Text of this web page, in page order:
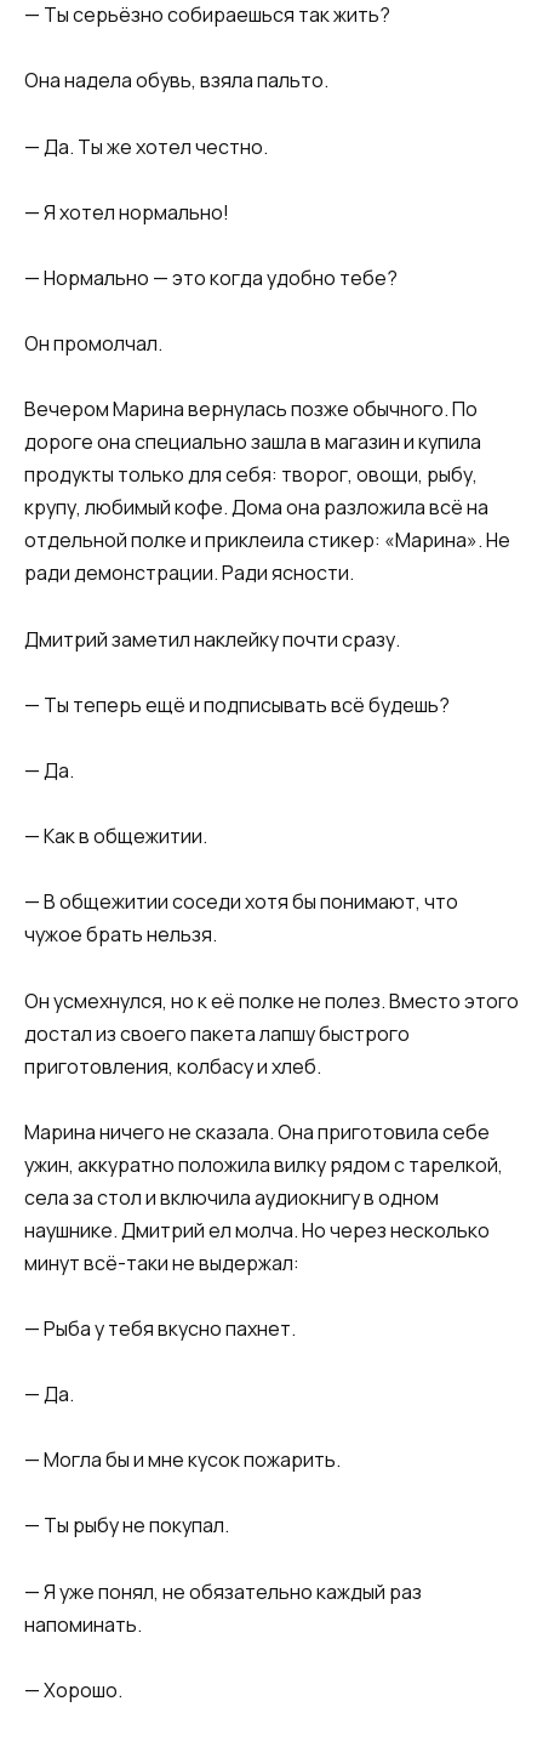
— Ты серьёзно собираешься так жить?
Она надела обувь, взяла пальто.
— Да. Ты же хотел честно.
— Я хотел нормально!
— Нормально — это когда удобно тебе?
Он промолчал.
Вечером Марина вернулась позже обычного. По
дороге она специально зашла в магазин и купила
продукты только для себя: творог, овощи, рыбу,
крупу, любимый кофе. Дома она разложила всё на
отдельной полке и приклеила стикер: «Марина». Не
ради демонстрации. Ради ясности.
Дмитрий заметил наклейку почти сразу.
— Ты теперь ещё и подписывать всё будешь?
— Да.
— Как в общежитии.
— В общежитии соседи хотя бы понимают, что
чужое брать нельзя.
Он усмехнулся, но к её полке не полез. Вместо этого
достал из своего пакета лапшу быстрого
приготовления, колбасу и хлеб.
Марина ничего не сказала. Она приготовила себе
ужин, аккуратно положила вилку рядом с тарелкой,
села за стол и включила аудиокнигу в одном
наушнике. Дмитрий ел молча. Но через несколько
минут всё-таки не выдержал:
— Рыба у тебя вкусно пахнет.
— Да.
— Могла бы и мне кусок пожарить.
— Ты рыбу не покупал.
— Я уже понял, не обязательно каждый раз
напоминать.
— Хорошо.